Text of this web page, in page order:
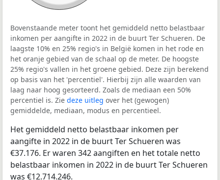
Bovenstaande meter toont het gemiddeld netto belastbaar
inkomen per aangifte in 2022 in de buurt Ter Schueren. De
laagste 10% en 25% regio's in België komen in het rode en
het oranje gebied van de schaal op de meter. De hoogste
25% regio's vallen in het groene gebied. Deze zijn berekend
op basis van het 'percentiel'. Hierbij zijn alle waarden van
laag naar hoog gesorteerd. Zoals de mediaan een 50%
percentiel is. Zie deze uitleg over het (gewogen)
gemiddelde, mediaan, modus en percentieel.
Het gemiddeld netto belastbaar inkomen per
aangifte in 2022 in de buurt Ter Schueren was
€37.176. Er waren 342 aangiften en het totale netto
belastbaar inkomen in 2022 in de buurt Ter Schueren
was €12.714.246.